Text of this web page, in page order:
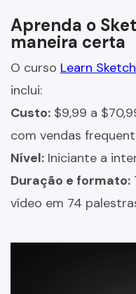
Aprenda o
maneira certa
O curso Learn
inclui:
Custo: $9,99 a
com vendas
Nível: Iniciante a
Duração e formato:
vídeo em 74